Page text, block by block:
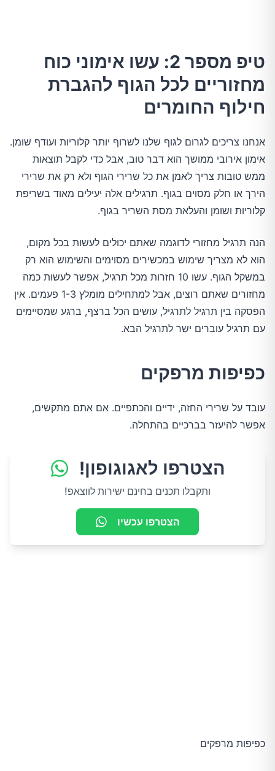
טיפ מספר 2: עשו אימוני כוח
מחזוריים לכל הגוף להגברת
חילוף החומרים
אנחנו צריכים לגרום לגוף שלנו לשרוף יותר קלוריות ועודף שומן.
אימון אירובי ממושך הוא דבר טוב, אבל כדי לקבל תוצאות
ממש טובות צריך לאמן את כל שרירי הגוף ולא רק את שרירי
הירך או חלק מסוים בגוף. תרגילים אלה יעילים מאוד בשריפת
קלוריות ושומן והעלאת מסת השריר בגוף.
הנה תרגיל מחזורי לדוגמה שאתם יכולים לעשות בכל מקום,
הוא לא מצריך שימוש במכשירים מסוימים והשימוש הוא רק
במשקל הגוף. עשו 10 חזרות מכל תרגיל, אפשר לעשות כמה
מחזורים שאתם רוצים, אבל למתחילים מומלץ 1-3 פעמים. אין
הפסקה בין תרגיל לתרגיל, עושים הכל ברצף, ברגע שמסיימים
עם תרגיל עוברים ישר לתרגיל הבא.
כפיפות מרפקים
עובד על שרירי החזה, ידיים והכתפיים. אם אתם מתקשים,
אפשר להיעזר בברכיים בהתחלה.
הצטרפו לאגוגופון!
ותקבלו תכנים בחינם ישירות לווצאפ!
הצטרפו עכשיו
כפיפות מרפקים